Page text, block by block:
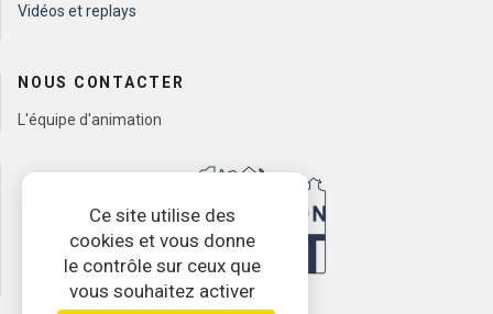
Vidéos et replays
NOUS CONTACTER
L'équipe d'animation
Ce site utilise des
cookies et vous donne
le contrôle sur ceux que
vous souhaitez activer